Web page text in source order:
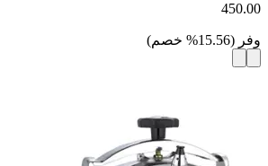
450.00
وفر (
15.56
% خصم)